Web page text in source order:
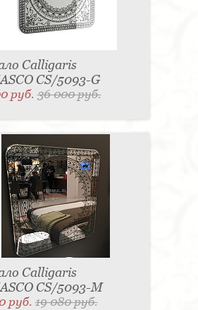
Calligaris
CS/5093-G
руб.36 000 руб.
Calligaris
CS/5093-M
руб.19 080 руб.